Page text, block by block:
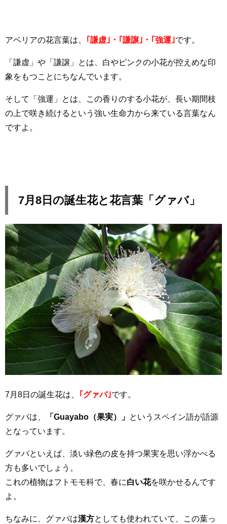
アベリアの花言葉は、 ｢謙虚｣・｢謙譲｣・｢強運｣です。
「謙虚」や「謙譲」とは、白やピンクの小花が控えめな印
象をもつことにちなんでいます。
そして「強運」とは、この香りのする小花が、長い期間枝
の上で咲き続けるという強い生命力から来ている言葉なん
ですよ。
7月8日の誕生花と花言葉「グァバ」
7月8日の誕生花は、 ｢グァバ｣ です。
グァバは、 「Guayabo（果実）」 というスペイン語が語源
となっています。
グァバといえば、淡い緑色の皮を持つ果実を思い浮かべる
方も多いでしょう。
これの植物はフトモモ科で、春に白い花を咲かせるんです
よ。
ちなみに、グァバは漢方としても使われていて、この葉っ